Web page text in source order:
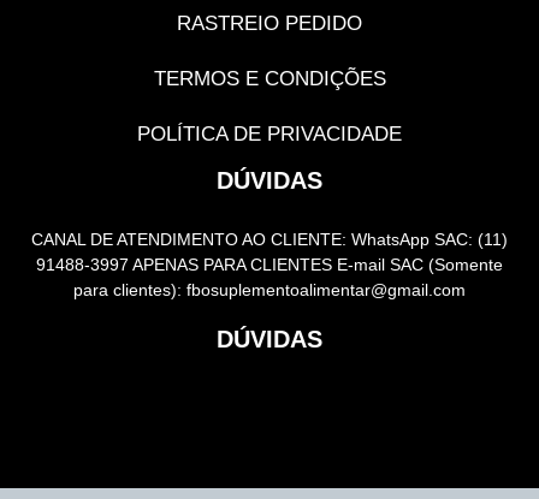
RASTREIO PEDIDO
TERMOS E CONDIÇÕES
POLÍTICA DE PRIVACIDADE
DÚVIDAS
CANAL DE ATENDIMENTO AO CLIENTE: WhatsApp SAC: (11)
91488-3997 APENAS PARA CLIENTES E-mail SAC (Somente
para clientes): fbosuplementoalimentar@gmail.com
DÚVIDAS